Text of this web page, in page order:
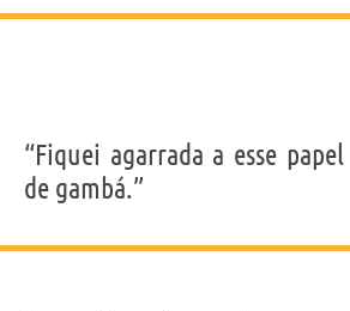
“Fiquei agarrada a esse
de gambá.”